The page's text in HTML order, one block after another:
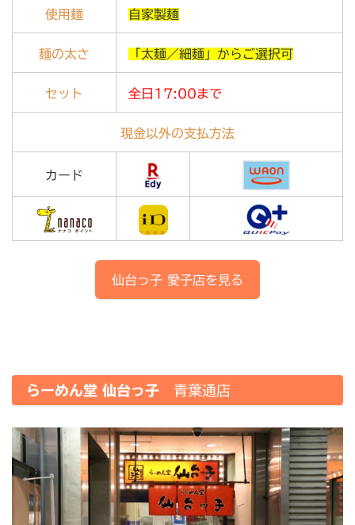
使用麺 自家製麺
麺の太さ 「太麺／細麺」からご選択可
セット 全日17:00まで
現金以外の支払方法
カード
仙台っ子 愛子店を見る
らーめん堂 仙台っ子 青葉通店